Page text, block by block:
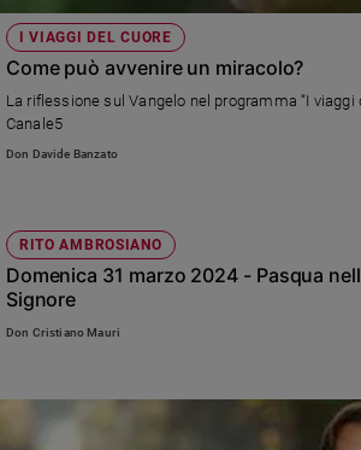
I VIAGGI DEL CUORE
Come può avvenire un miracolo?
La riflessione sul Vangelo nel programma “I viaggi
Canale5
Don Davide Banzato
RITO AMBROSIANO
Domenica 31 marzo 2024 - Pasqua
Signore
Don Cristiano Mauri